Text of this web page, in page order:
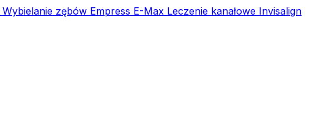
Wybielanie zębów Empress E-Max Leczenie kanałowe Invisalign